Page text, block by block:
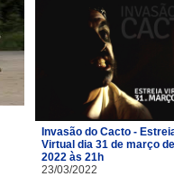
Invasão do Cacto -
Virtual dia 31 de março de
2022 às 21h
23/03/2022